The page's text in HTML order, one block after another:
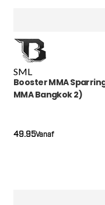
SML
Booster MMA
MMA Bangkok 2)
Vanaf
49.95